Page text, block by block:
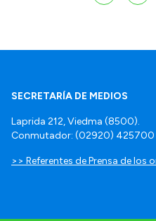
SECRETARÍA DE MEDIOS
Laprida 212, Viedma (8500).
Conmutador: (02920) 425700
>> Referentes de Prensa de los